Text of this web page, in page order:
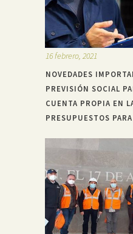
16 febrero, 2021
NOVEDADES
PREVISIÓN SOCIAL
CUENTA PROPIA EN
PRESUPUESTOS